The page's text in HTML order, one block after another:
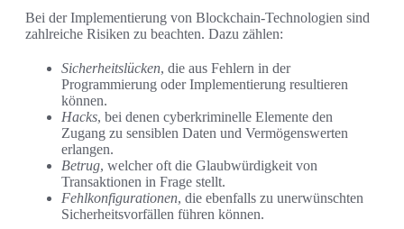
Bei der Implementierung von Blockchain-Technologien sind
zahlreiche Risiken zu beachten. Dazu zählen:
Sicherheitslücken, die aus Fehlern in der
Programmierung oder Implementierung resultieren
können.
Hacks, bei denen cyberkriminelle Elemente den
Zugang zu sensiblen Daten und Vermögenswerten
erlangen.
Betrug, welcher oft die Glaubwürdigkeit von
Transaktionen in Frage stellt.
Fehlkonfigurationen, die ebenfalls zu unerwünschten
Sicherheitsvorfällen führen können.